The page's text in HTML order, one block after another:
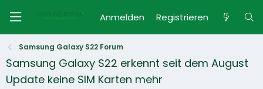
Anmelden Registrieren
Samsung Galaxy S22 Forum
Samsung Galaxy S22 erkennt seit dem August
Update keine SIM Karten mehr